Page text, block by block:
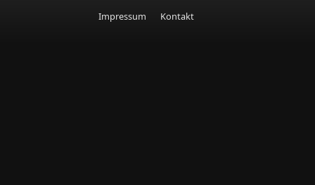
Impressum Kontakt